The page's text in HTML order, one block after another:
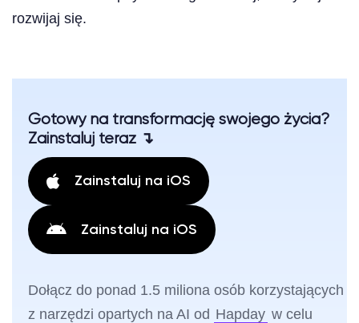
rozwijaj się.
Gotowy na transformację swojego życia?
Zainstaluj teraz ↴
Zainstaluj na iOS
Zainstaluj na iOS
Dołącz do ponad 1.5 miliona osób korzystających
z narzędzi opartych na AI od Hapday w celu